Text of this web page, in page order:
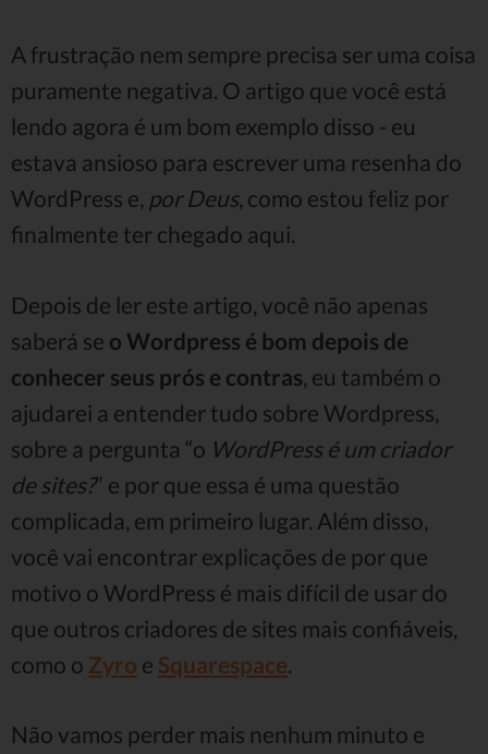
A frustração nem sempre precisa ser uma coisa
puramente negativa. O artigo que você está
lendo agora é um bom exemplo disso - eu
estava ansioso para escrever uma resenha do
WordPress e, por Deus, como estou feliz por
finalmente ter chegado aqui.
Depois de ler este artigo, você não apenas
saberá se o Wordpress é bom depois de
conhecer seus prós e contras , eu também o
ajudarei a entender tudo sobre Wordpress,
sobre a pergunta “o WordPress é um criador
de sites?” e por que essa é uma questão
complicada, em primeiro lugar. Além disso,
você vai encontrar explicações de por que
motivo o WordPress é mais difícil de usar do
que outros criadores de sites mais confiáveis,
como o Zyro e Squarespace
Não vamos perder mais nenhum minuto e